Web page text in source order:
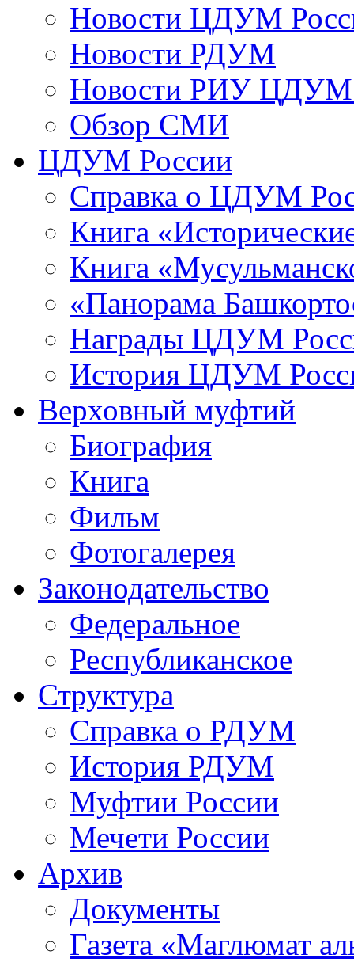
Новости ЦДУМ
Новости РДУМ
Новости РИУ ЦДУМ
Обзор СМИ
ЦДУМ России
Справка о ЦДУМ
Книга
Книга
«Панорама
Награды ЦДУМ
История ЦДУМ
Верховный муфтий
Биография
Книга
Фильм
Фотогалерея
Законодательство
Федеральное
Республиканское
Структура
Справка о РДУМ
История РДУМ
Муфтии России
Мечети России
Архив
Документы
Газета «Маглюмат